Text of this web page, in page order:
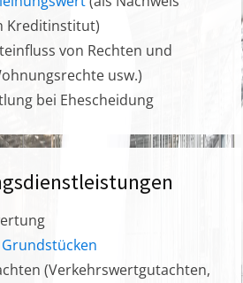
Kreditinstitut)
von Rechten und
usw.)
bei Ehescheidung
(Verkehrswertgutachten,